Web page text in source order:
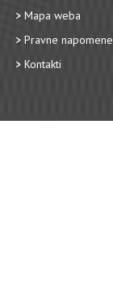
Mapa weba
Pravne napomene
Kontakti